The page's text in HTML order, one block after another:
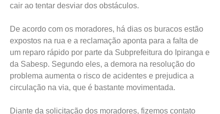
cair ao tentar desviar dos obstáculos.
De acordo com os moradores, há dias os buracos estão
expostos na rua e a reclamação aponta para a falta de
um reparo rápido por parte da Subprefeitura do Ipiranga e
da Sabesp. Segundo eles, a demora na resolução do
problema aumenta o risco de acidentes e prejudica a
circulação na via, que é bastante movimentada.
Diante da solicitação dos moradores, fizemos contato